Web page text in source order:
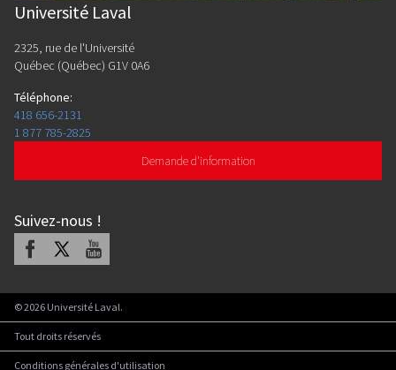
Université Laval
2325, rue de l'Université
Québec (Québec) G1V 0A6
Téléphone:
418 656-2131
1 877 785-2825
Demande d'information
Suivez-nous !
Facebook Youtube
©2026 Université Laval.
Tout droits réservés
Conditions générales d'utilisation